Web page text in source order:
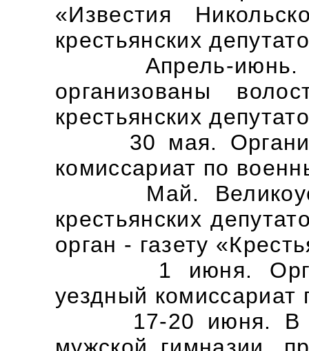
«Известия
крестьянских
Апрель-июнь. В
организованы
крестьянских
30 мая.
комиссариат по
Май.
крестьянских
орган - газету
1 июня.
уездный
17-20 июня. В